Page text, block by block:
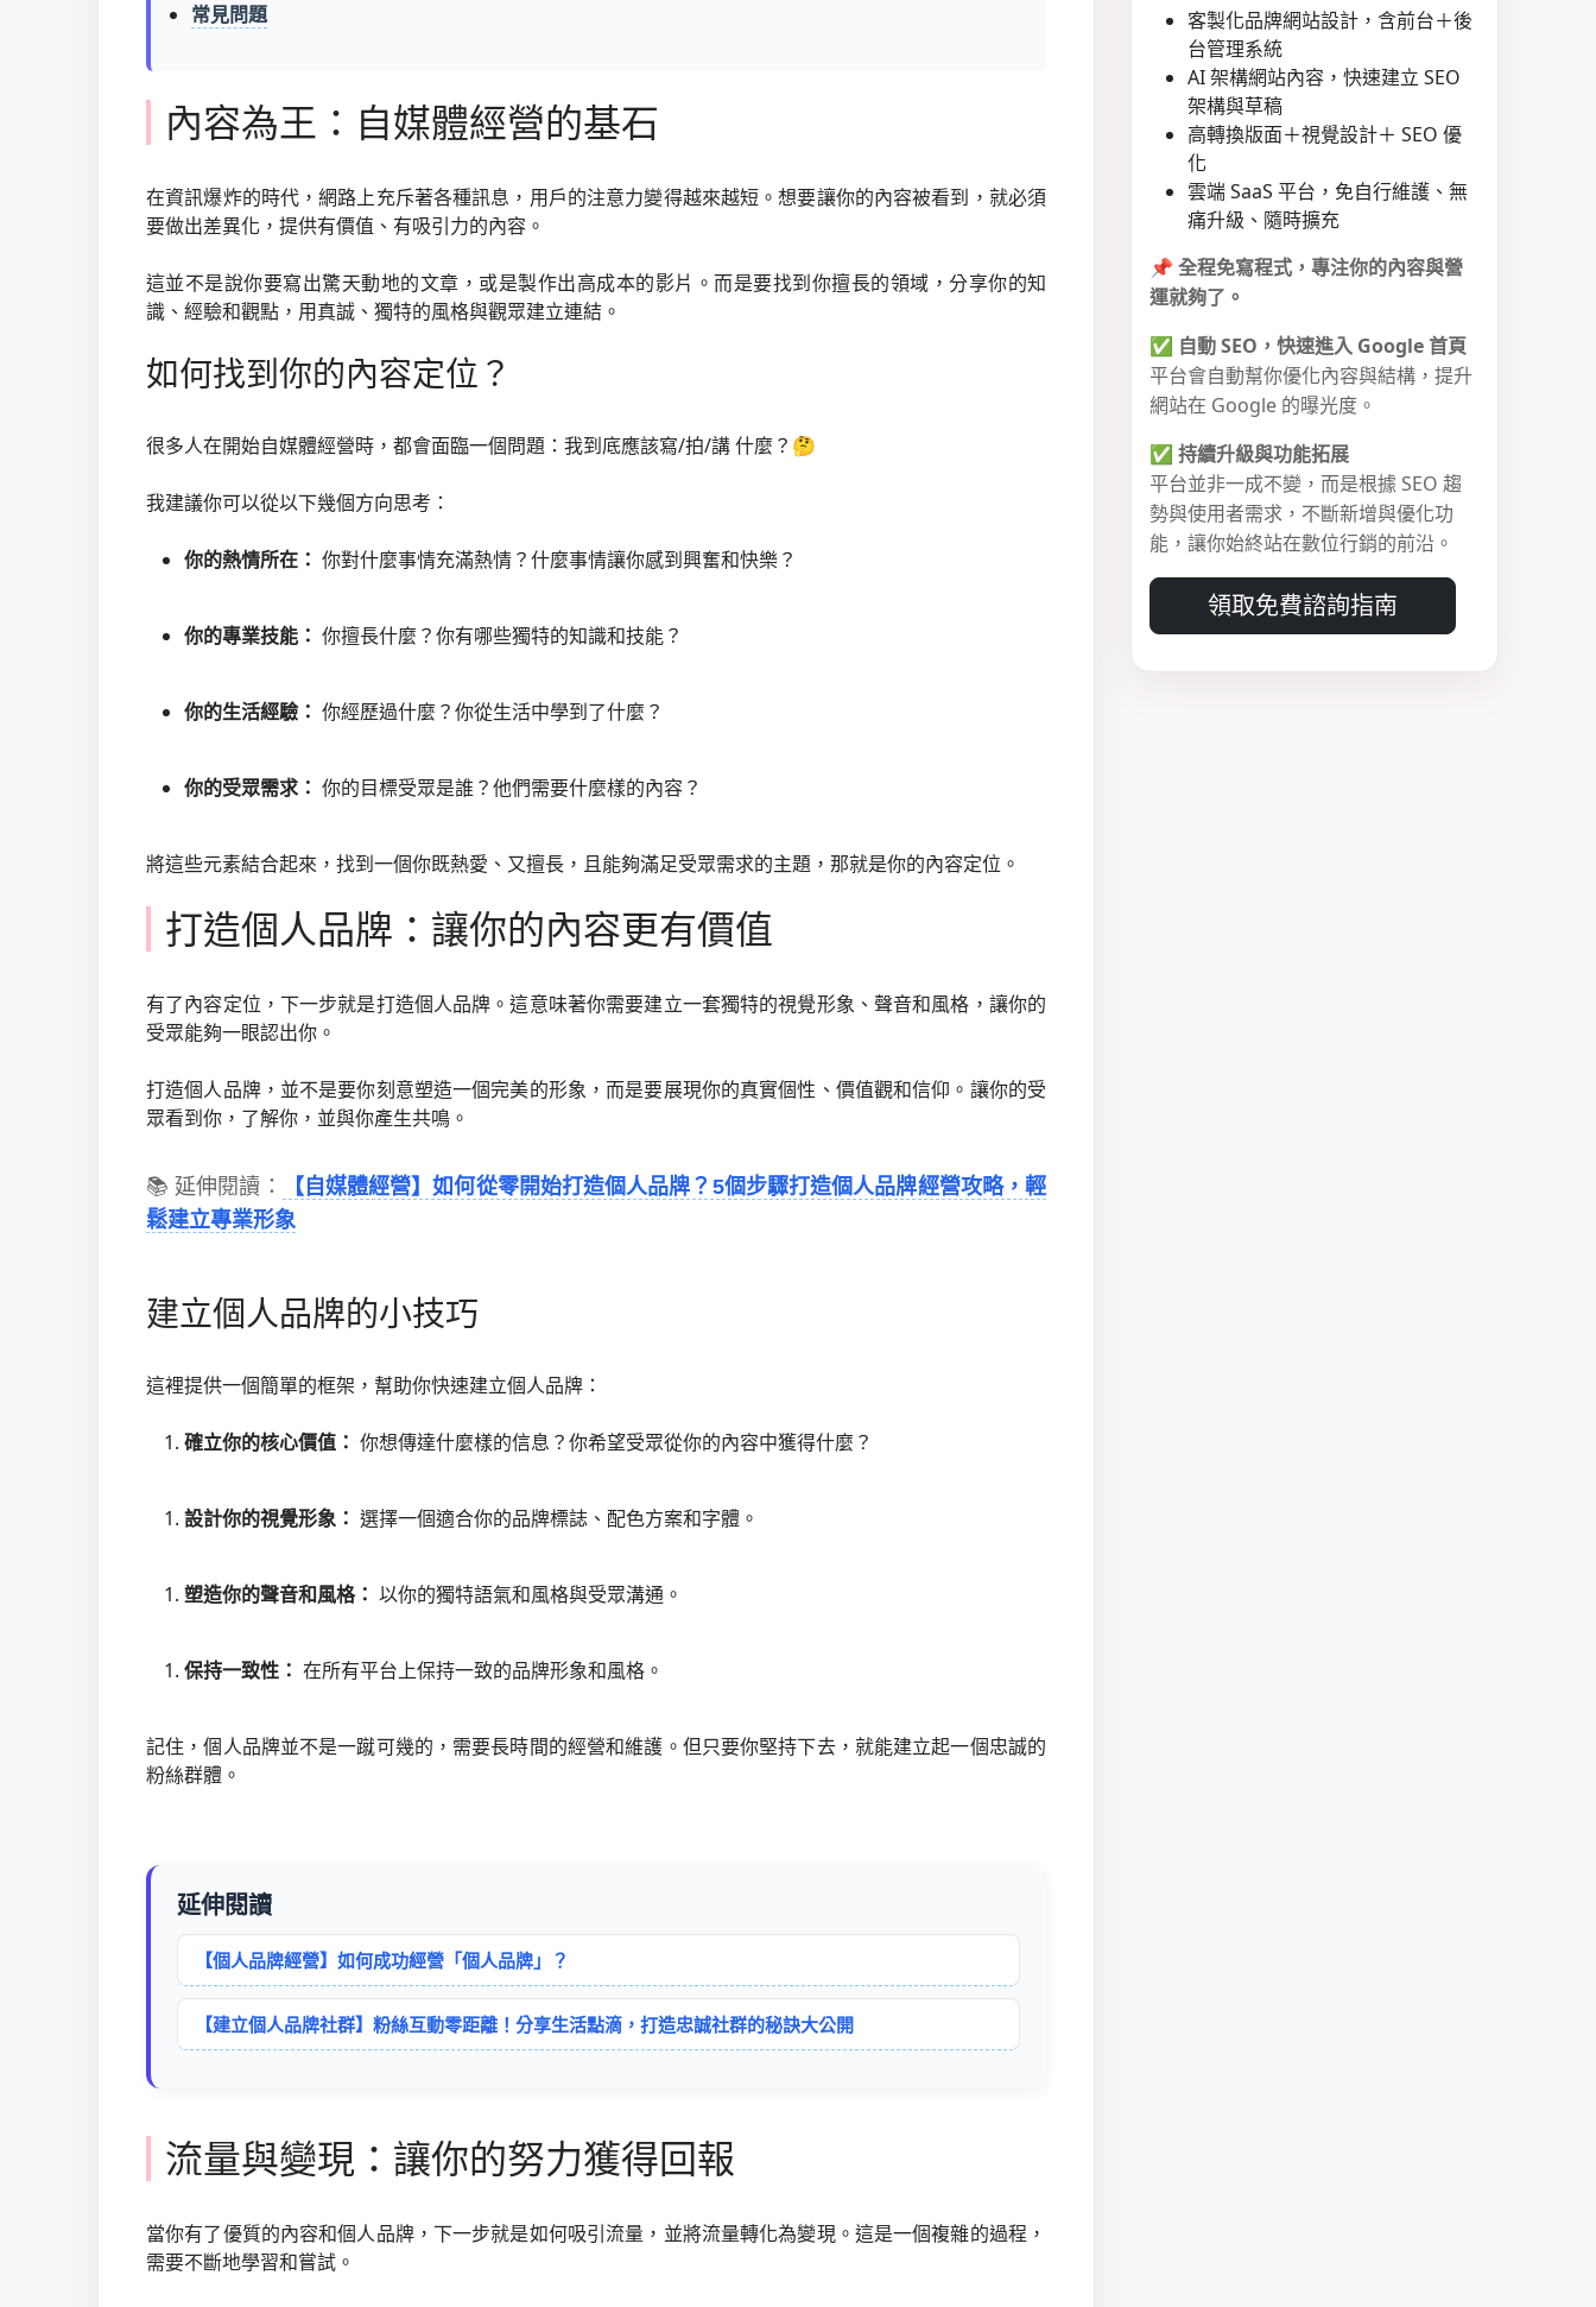
常見問題
內容為王：自媒體經營的基石
在資訊爆炸的時代，網路上充斥著各種訊息，用戶的注意力變得越來越短。想要讓你的內容被看到，就必須
要做出差異化，提供有價值、有吸引力的內容。
這並不是說你要寫出驚天動地的文章，或是製作出高成本的影片。而是要找到你擅長的領域，分享你的知
識、經驗和觀點，用真誠、獨特的風格與觀眾建立連結。
如何找到你的內容定位？
很多人在開始自媒體經營時，都會面臨一個問題：我到底應該寫/拍/講 什麼？🤔
我建議你可以從以下幾個方向思考：
你的熱情所在： 你對什麼事情充滿熱情？什麼事情讓你感到興奮和快樂？
你的專業技能： 你擅長什麼？你有哪些獨特的知識和技能？
你的生活經驗： 你經歷過什麼？你從生活中學到了什麼？
你的受眾需求： 你的目標受眾是誰？他們需要什麼樣的內容？
將這些元素結合起來，找到一個你既熱愛、又擅長，且能夠滿足受眾需求的主題，那就是你的內容定位。
打造個人品牌：讓你的內容更有價值
有了內容定位，下一步就是打造個人品牌。這意味著你需要建立一套獨特的視覺形象、聲音和風格，讓你的
受眾能夠一眼認出你。
打造個人品牌，並不是要你刻意塑造一個完美的形象，而是要展現你的真實個性、價值觀和信仰。讓你的受
眾看到你，了解你，並與你產生共鳴。
📚 延伸閱讀：
【自媒體經營】如何從零開始打造個人品牌？5個步驟打造個人品牌經營攻略，輕
鬆建立專業形象
建立個人品牌的小技巧
這裡提供一個簡單的框架，幫助你快速建立個人品牌：
確立你的核心價值： 你想傳達什麼樣的信息？你希望受眾從你的內容中獲得什麼？
設計你的視覺形象： 選擇一個適合你的品牌標誌、配色方案和字體。
塑造你的聲音和風格： 以你的獨特語氣和風格與受眾溝通。
保持一致性： 在所有平台上保持一致的品牌形象和風格。
記住，個人品牌並不是一蹴可幾的，需要長時間的經營和維護。但只要你堅持下去，就能建立起一個忠誠的
粉絲群體。
延伸閱讀
【個人品牌經營】如何成功經營「個人品牌」？
【建立個人品牌社群】粉絲互動零距離！分享生活點滴，打造忠誠社群的秘訣大公開
流量與變現：讓你的努力獲得回報
當你有了優質的內容和個人品牌，下一步就是如何吸引流量，並將流量轉化為變現。這是一個複雜的過程，
需要不斷地學習和嘗試。
客製化品牌網站設計，含前台＋後
台管理系統
AI 架構網站內容，快速建立 SEO
架構與草稿
高轉換版面＋視覺設計＋ SEO 優
化
雲端 SaaS 平台，免自行維護、無
痛升級、隨時擴充
📌 全程免寫程式，專注你的內容與營
運就夠了。
✅ 自動 SEO，快速進入 Google 首頁
平台會自動幫你優化內容與結構，提升
網站在 Google 的曝光度。
✅ 持續升級與功能拓展
平台並非一成不變，而是根據 SEO 趨
勢與使用者需求，不斷新增與優化功
能，讓你始終站在數位行銷的前沿。
領取免費諮詢指南